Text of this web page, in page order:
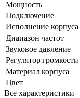
Мощность
Подключение
Исполнение корпуса
Диапазон частот
Звуковое давление
Регулятор громкости
Материал корпуса
Цвет
Все характеристики